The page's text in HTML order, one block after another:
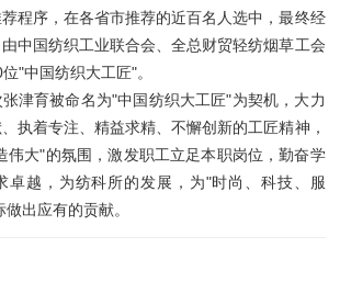
程序，在各省市推荐的近百名人选中，最终经
中国纺织工业联合会、全总财贸轻纺烟草工会
"中国纺织大工匠"。
津育被命名为"中国纺织大工匠"为契机，大力
执着专注、精益求精、不懈创新的工匠精神，
伟大"的氛围，激发职工立足本职岗位，勤奋学
卓越，为纺科所的发展，为"时尚、科技、服
出应有的贡献。